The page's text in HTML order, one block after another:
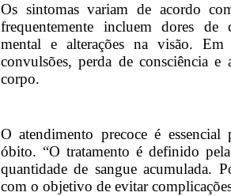
Os sintomas variam de acordo
frequentemente incluem dores de
mental e alterações na visão.
convulsões, perda de consciência
corpo.
O atendimento precoce é
óbito. “O tratamento é definido
quantidade de sangue acumulada.
com o objetivo de evitar